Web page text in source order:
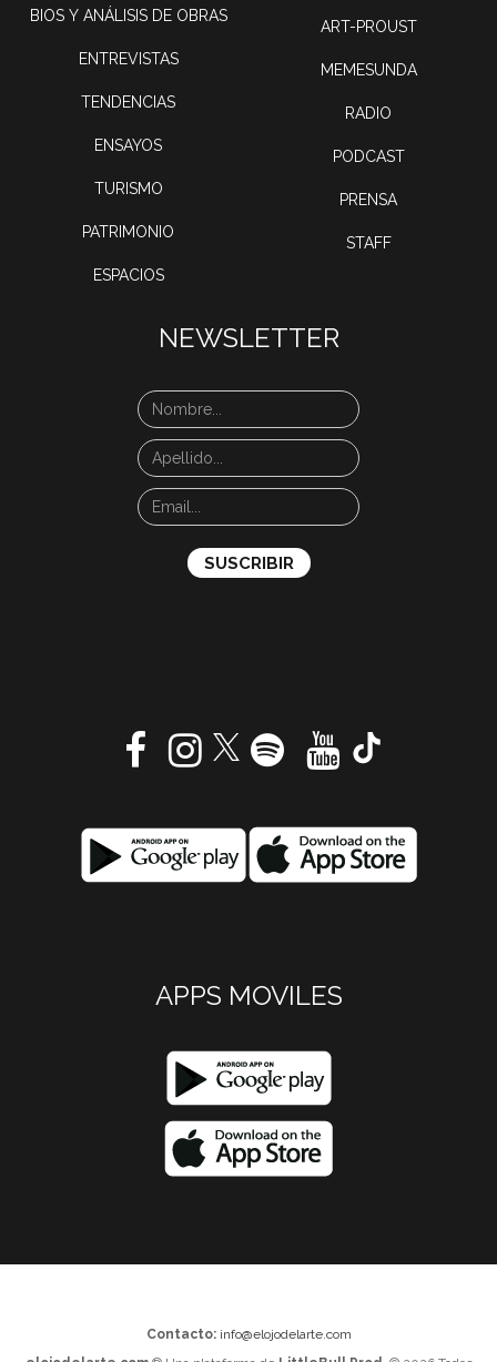
BIOS Y ANÁLISIS DE OBRAS
ENTREVISTAS
TENDENCIAS
ENSAYOS
TURISMO
PATRIMONIO
ESPACIOS
ART-PROUST
MEMESUNDA
RADIO
PODCAST
PRENSA
STAFF
NEWSLETTER
APPS MOVILES
Contacto: info@elojodelarte.com